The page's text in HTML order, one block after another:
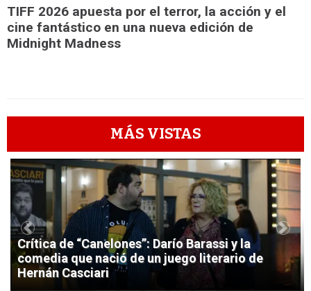
TIFF 2026 apuesta por el terror, la acción y el
cine fantástico en una nueva edición de
Midnight Madness
MÁS VISTAS
1
Crítica de “Canelones”: Darío Barassi y la
comedia que nació de un juego literario de
Hernán Casciari
Previous Next